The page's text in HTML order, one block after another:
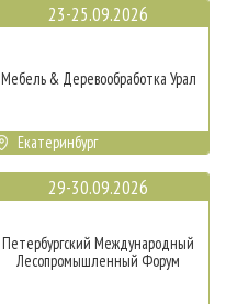
23-25.09.2026
Мебель & Деревообработка Урал
Екатеринбург
29-30.09.2026
Петербургский Международный
Лесопромышленный Форум